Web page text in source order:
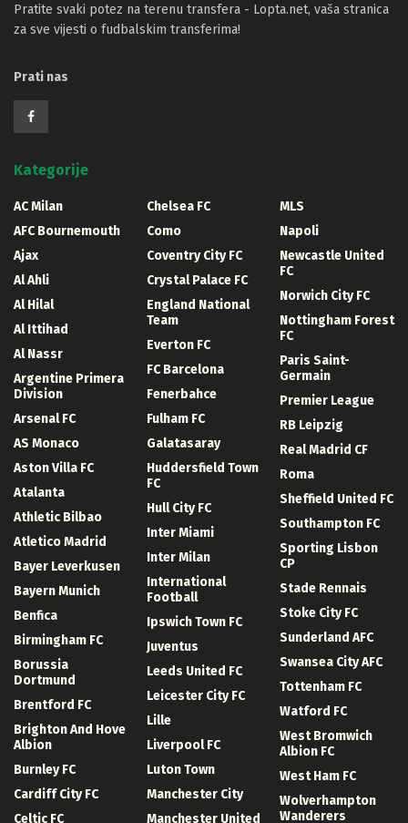
Pratite svaki potez na terenu transfera - Lopta.net, vaša stranica
za sve vijesti o fudbalskim transferima!
Prati nas
Kategorije
AC Milan
AFC Bournemouth
Ajax
Al Ahli
Al Hilal
Al Ittihad
Al Nassr
Argentine Primera
Division
Arsenal FC
AS Monaco
Aston Villa FC
Atalanta
Athletic Bilbao
Atletico Madrid
Bayer Leverkusen
Bayern Munich
Benfica
Birmingham FC
Borussia
Dortmund
Brentford FC
Brighton And Hove
Albion
Burnley FC
Cardiff City FC
Celtic FC
Chelsea FC
Como
Coventry City FC
Crystal Palace FC
England National
Team
Everton FC
FC Barcelona
Fenerbahce
Fulham FC
Galatasaray
Huddersfield Town
FC
Hull City FC
Inter Miami
Inter Milan
International
Football
Ipswich Town FC
Juventus
Leeds United FC
Leicester City FC
Lille
Liverpool FC
Luton Town
Manchester City
Manchester United
MLS
Napoli
Newcastle United
FC
Norwich City FC
Nottingham Forest
FC
Paris Saint-
Germain
Premier League
RB Leipzig
Real Madrid CF
Roma
Sheffield United FC
Southampton FC
Sporting Lisbon
CP
Stade Rennais
Stoke City FC
Sunderland AFC
Swansea City AFC
Tottenham FC
Watford FC
West Bromwich
Albion FC
West Ham FC
Wolverhampton
Wanderers